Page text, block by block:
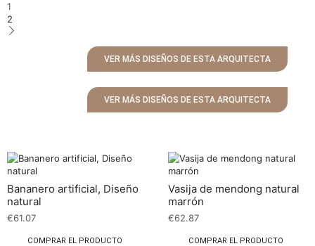
1
2
VER MÁS DISEÑOS DE ESTA ARQUITECTA
VER MÁS DISEÑOS DE ESTA ARQUITECTA
Bananero artificial, Diseño
natural
€61.07
COMPRAR EL PRODUCTO
Vasija de mendong natural
marrón
€62.87
COMPRAR EL PRODUCTO